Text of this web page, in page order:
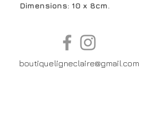
Dimensions: 10 x 8cm.
boutiqueligneclaire@gmail.com